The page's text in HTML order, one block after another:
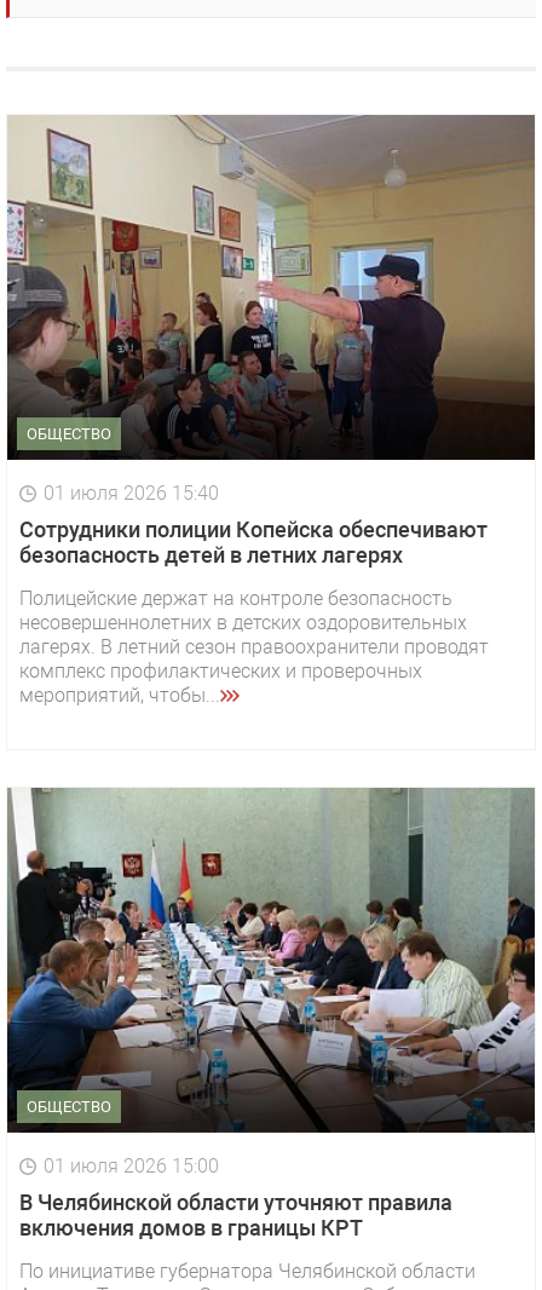
ОБЩЕСТВО
01 июля 2026 15:40
Сотрудники полиции Копейска обеспечивают
безопасность детей в летних лагерях
Полицейские держат на контроле безопасность
несовершеннолетних в детских оздоровительных
лагерях. В летний сезон правоохранители проводят
комплекс профилактических и проверочных
мероприятий, чтобы...
ОБЩЕСТВО
01 июля 2026 15:00
В Челябинской области уточняют правила
включения домов в границы КРТ
По инициативе губернатора Челябинской области